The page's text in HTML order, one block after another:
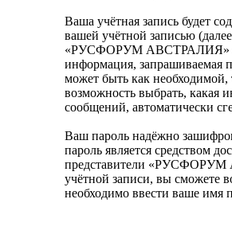
Ваша учётная запись будет
вашей учётной записью
«РУСФОРУМ АВСТРАЛИЯ»
информация, запрашиваемая
может быть как
возможность выбрать, какая
сообщений, автоматически
Ваш пароль надёжно
пароль является средством
представители «РУСФОРУМ
учётной записи, вы сможете
необходимо ввести ваше имя